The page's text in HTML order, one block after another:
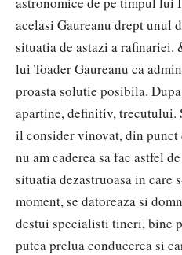
acelasi Gaureanu drept unul
situatia de astazi a rafinariei.
lui Toader Gaureanu ca
proasta solutie posibila.
apartine, definitiv, trecutului.
il consider vinovat, din punct
nu am caderea sa fac astfel
situatia dezastruoasa in care
moment, se datoreaza si
destui specialisti tineri, bine
putea prelua conducerea si